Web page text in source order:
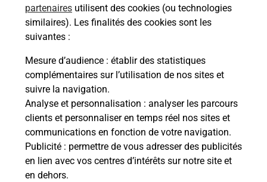
partenaires utilisent des cookies (ou technologies
similaires). Les finalités des cookies sont les
suivantes :
Mesure d’audience : établir des statistiques
complémentaires sur l’utilisation de nos sites et
suivre la navigation.
Analyse et personnalisation : analyser les parcours
clients et personnaliser en temps réel nos sites et
communications en fonction de votre navigation.
Publicité : permettre de vous adresser des publicités
en lien avec vos centres d’intérêts sur notre site et
en dehors.
Malin !
La Poste
en ligne
Ouvert 24h/24
En savoir plus